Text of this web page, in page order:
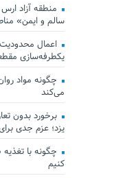
منطقه آزاد
سالم و ایمن»
اعمال
یکطرفه‌سازی
چگونه مواد
می‌کند
برخورد بدون
یزد؛ عزم جدی
چگونه با
کنیم